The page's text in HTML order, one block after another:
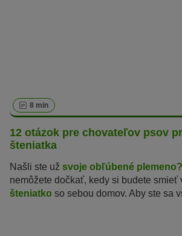
8 min
12 otázok pre chovateľov psov
šteniatka
Našli ste už svoje obľúbené plemeno?
nemôžete dočkať, kedy si budete smieť
šteniatko so sebou domov. Aby ste sa